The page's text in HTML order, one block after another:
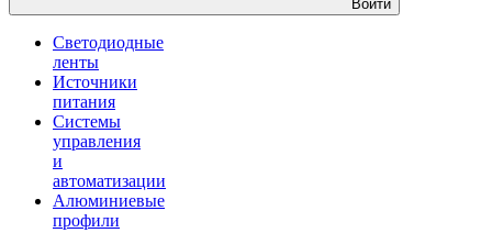
Войти
Светодиодные
ленты
Источники
питания
Системы
управления
и
автоматизации
Алюминиевые
профили